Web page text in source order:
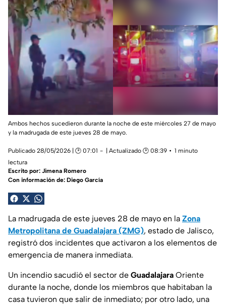
Ambos hechos sucedieron durante la noche de este miércoles 27 de mayo
y la madrugada de este jueves 28 de mayo.
Publicado 28/05/2026 | 🕑 07:01 | Actualizado 🕑 08:39
1 minuto
lectura
Escrito por: Jimena Romero
Con información de: Diego García
La madrugada de este jueves 28 de mayo en la Zona
Metropolitana de Guadalajara (ZMG), estado de Jalisco,
registró dos incidentes que activaron a los elementos de
emergencia de manera inmediata.
Un incendio sacudió el sector de Guadalajara Oriente
durante la noche, donde los miembros que habitaban la
casa tuvieron que salir de inmediato; por otro lado, una